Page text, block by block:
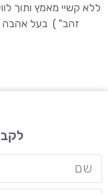
ללא קשיי מאמץ ותוך
זהב" ) בעל אהבה